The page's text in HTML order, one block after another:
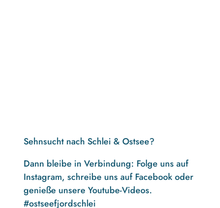
Sehnsucht nach Schlei & Ostsee?
Dann bleibe in Verbindung: Folge uns auf
Instagram, schreibe uns auf Facebook oder
genieße unsere Youtube-Videos.
#ostseefjordschlei